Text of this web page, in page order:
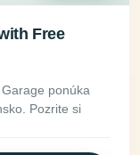
Free
ponúka
Pozrite si